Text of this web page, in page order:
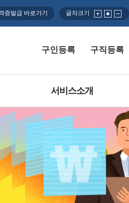
증발급 바로가기 글자크기
구인등록 구직등록
서비스소개